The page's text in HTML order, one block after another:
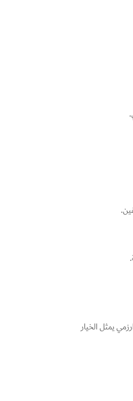
يمثل الخيار